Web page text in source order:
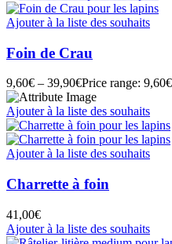
Ajouter à la liste des souhaits
Foin de Crau
9,60€ – 39,90€Price range:
Ajouter à la liste des souhaits
Ajouter à la liste des souhaits
Charrette à foin
41,00€
Ajouter à la liste des souhaits